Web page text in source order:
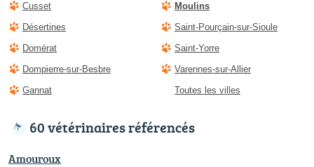
Cusset
Désertines
Domérat
Dompierre-sur-Besbre
Gannat
Moulins
Saint-Pourçain-sur-Sioule
Saint-Yorre
Varennes-sur-Allier
Toutes les villes
60 vétérinaires référencés
Amouroux